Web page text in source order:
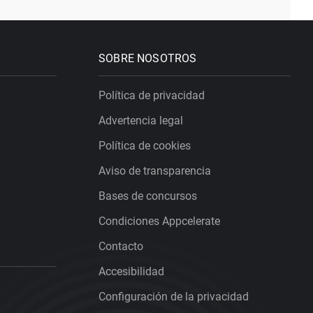
SOBRE NOSOTROS
Política de privacidad
Advertencia legal
Política de cookies
Aviso de transparencia
Bases de concursos
Condiciones Appcelerate
Contacto
Accesibilidad
Configuración de la privacidad